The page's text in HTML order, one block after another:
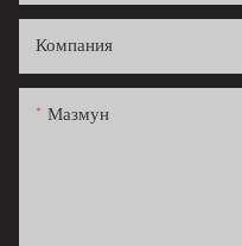
Компания
Мазмун